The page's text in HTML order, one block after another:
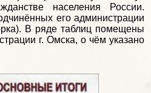
населения России.
его администрации
В ряде таблиц помещены
г. Омска, о чём указано